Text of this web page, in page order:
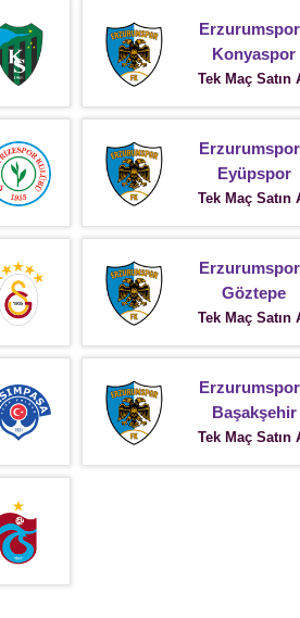
Konyaspor
Tek Maç Satın
Eyüpspor
Tek Maç Satın
Göztepe
Tek Maç Satın
Başakşehir
Tek Maç Satın